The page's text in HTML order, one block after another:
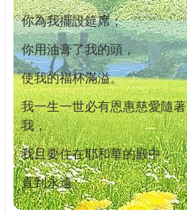
你為我擺設筵席；
你用油膏了我的頭，
使我的福杯滿溢。
我一生一世必有恩惠慈愛隨著
我，
我且要住在耶和華的殿中，
直到永遠。